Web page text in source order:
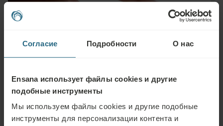
Согласие Подробности О нас
Ensana использует файлы cookies и другие
подобные инструменты
Мы используем файлы cookies и другие подобные
инструменты для персонализации контента и